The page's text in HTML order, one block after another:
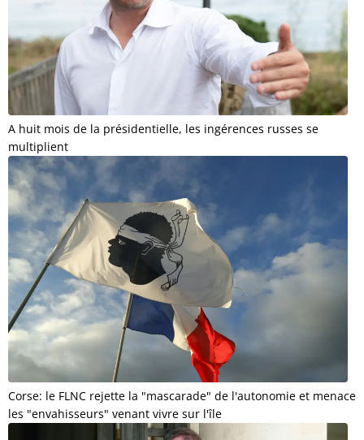
A huit mois de la présidentielle, les ingérences russes se
multiplient
Corse: le FLNC rejette la "mascarade" de l'autonomie et menace
les "envahisseurs" venant vivre sur l'île